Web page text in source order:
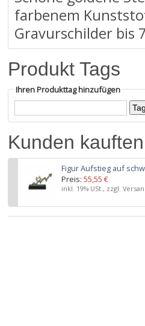
farbenem
Gravurschilder bis
Produkt Tags
Ihren Produkttag hinzufügen
Kunden
Figur Aufstieg auf
Preis: 55,55 €
inkl. 19% USt., zzgl.